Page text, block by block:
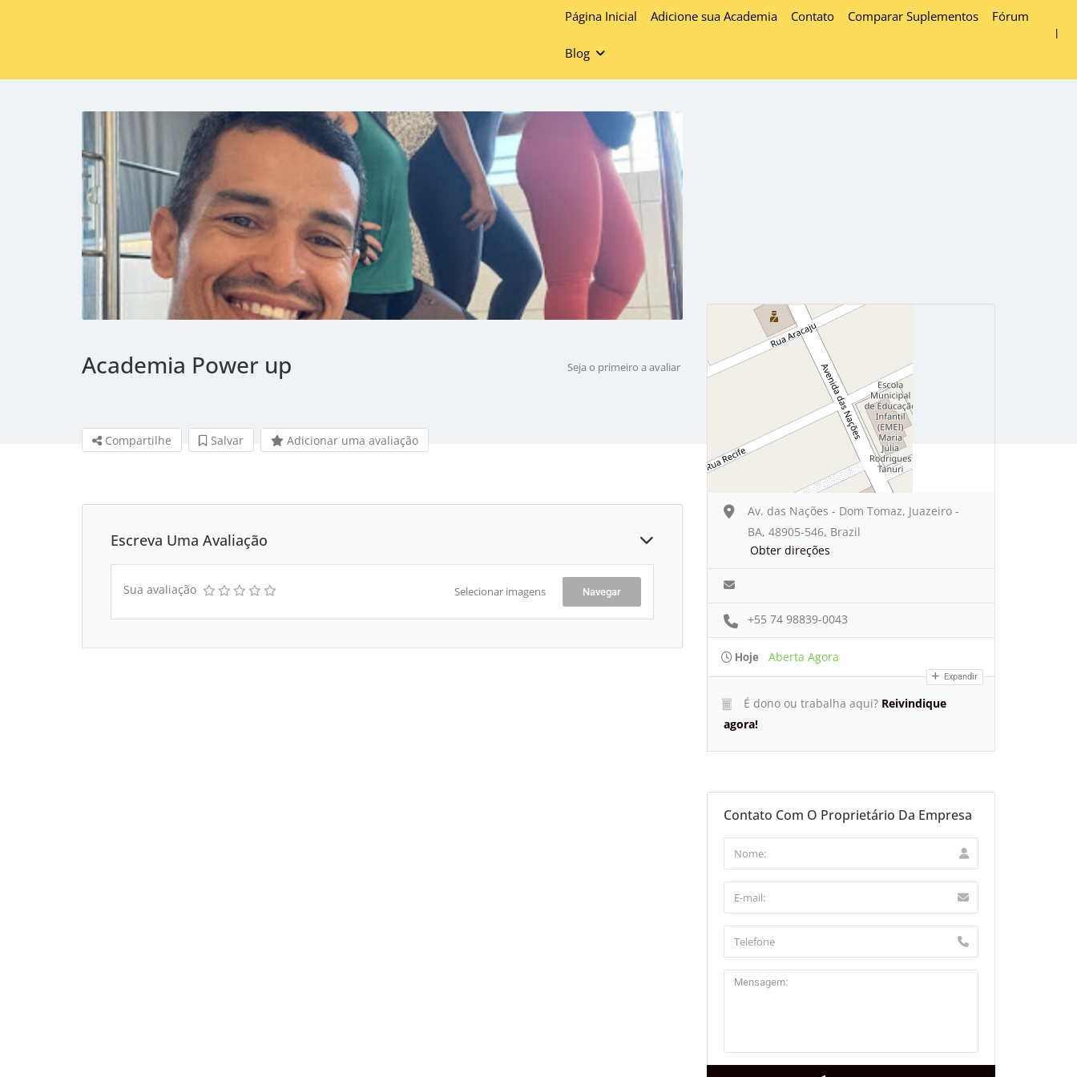
Página Inicial Adicione sua Academia Contato Comparar Suplementos Fórum
Blog
Academia Power up Seja o primeiro a avaliar
Compartilhe Salvar Adicionar uma avaliação
Escreva Uma Avaliação
Sua avaliação Selecionar imagens Navegar
Av. das Nações - Dom Tomaz, Juazeiro -
BA, 48905-546, Brazil
Obter direções
+55 74 98839-0043
Hoje Aberta Agora
Expandir
É dono ou trabalha aqui? Reivindique
agora!
Contato Com O Proprietário Da Empresa